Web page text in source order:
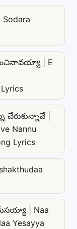
| E
చేరుకున్నావే |
Nannu
Lyrics
| Naa
Yesayya